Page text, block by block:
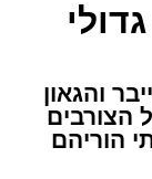
והגאון
הצורבים
הוריהם